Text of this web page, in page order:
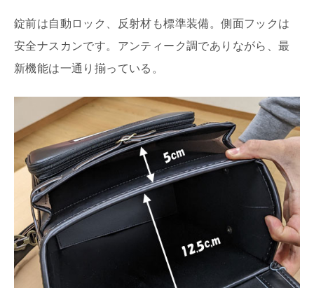
錠前は自動ロック、反射材も標準装備。側面フックは
安全ナスカンです。アンティーク調でありながら、最
新機能は一通り揃っている。